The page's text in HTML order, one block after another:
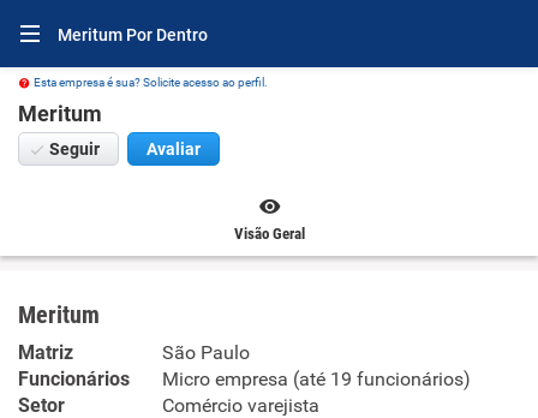
Meritum Por Dentro
Esta empresa é sua? Solicite acesso ao perfil.
Meritum
Seguir Avaliar
Visão Geral
Meritum
Matriz
São Paulo
Funcionários
Micro empresa (até 19 funcionários)
Setor
Comércio varejista